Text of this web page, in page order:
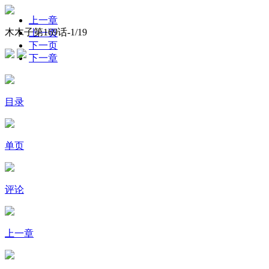
木木子第169话-1/19
上一章
上一页
下一页
下一章
目录
单页
评论
上一章